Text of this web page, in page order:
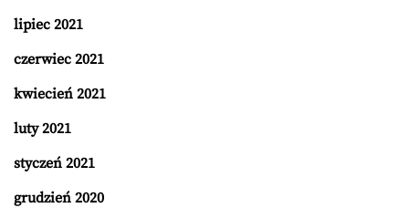
lipiec 2021
czerwiec 2021
kwiecień 2021
luty 2021
styczeń 2021
grudzień 2020